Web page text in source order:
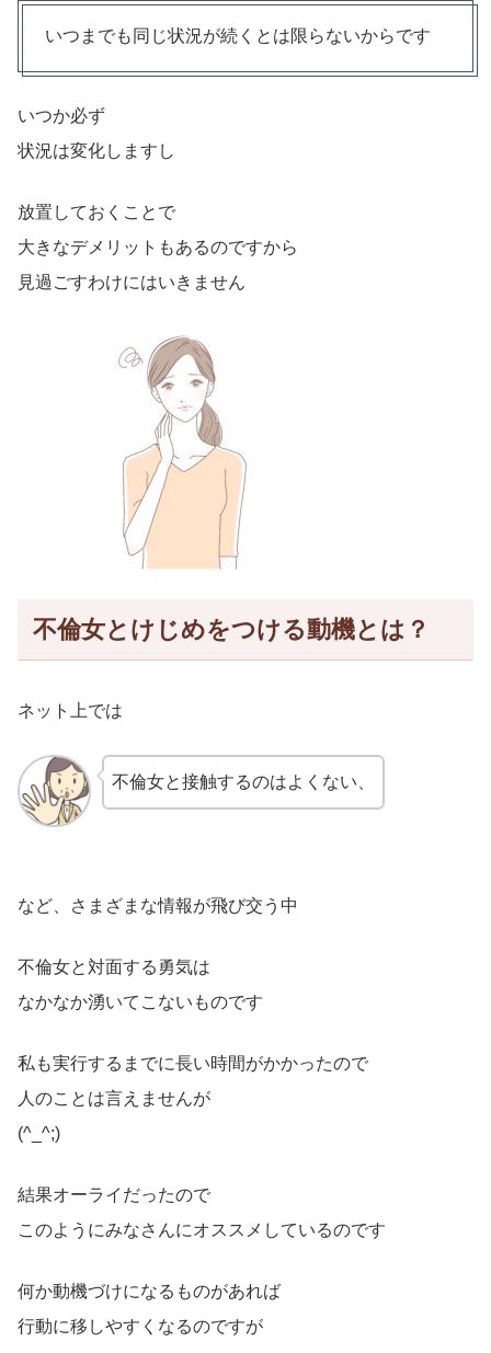
いつまでも同じ状況が続くとは限らないからです
いつか必ず
状況は変化しますし
放置しておくことで
大きなデメリットもあるのですから
見過ごすわけにはいきません
不倫女とけじめをつける動機とは？
ネット上では
不倫女と接触するのはよくない、
など、さまざまな情報が飛び交う中
不倫女と対面する勇気は
なかなか湧いてこないものです
私も実行するまでに長い時間がかかったので
人のことは言えませんが
(^_^;)
結果オーライだったので
このようにみなさんにオススメしているのです
何か動機づけになるものがあれば
行動に移しやすくなるのですが